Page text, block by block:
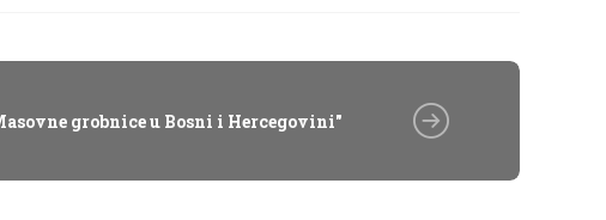
grobnice u Bosni i Hercegovini"